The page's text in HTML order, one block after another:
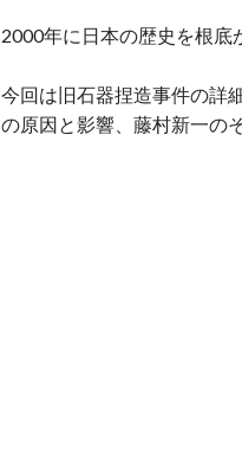
2000年に日本の歴史を根底
今回は旧石器捏造事件の詳
の原因と影響、藤村新一の